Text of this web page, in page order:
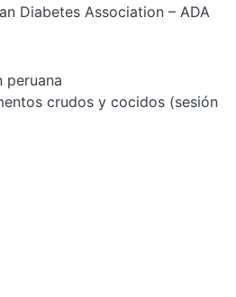
Diabetes Association – ADA
peruana
crudos y cocidos (sesión